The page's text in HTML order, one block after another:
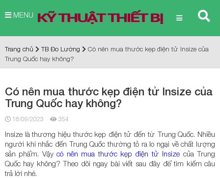
MENU
Trang chủ TB Đo Lường
Có nên mua thước kẹp điện tử Insize của
Trung Quốc hay không?
Có nên mua thước kẹp điện tử Insize của
Trung Quốc hay không?
18/09/2023 354
Insize là thương hiệu thước kẹp điện tử đến từ Trung Quốc. Nhiều
người khi nhắc đến Trung Quốc thường tỏ ra lo ngại về chất lượng
sản phẩm. Vậycó nên mua thước kẹp điện tử Insize của Trung
Quốc hay không? Theo dõi ngay bài viết sau đây để tìm kiếm câu
trả lời nhé.